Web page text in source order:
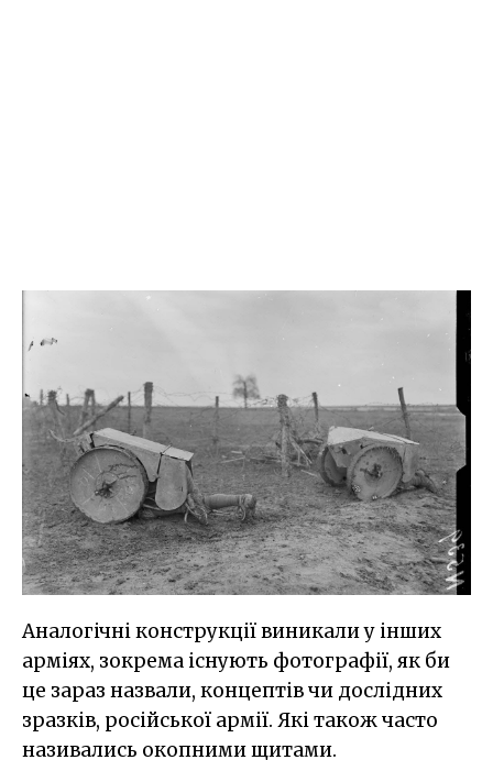
Аналогічні конструкції виникали у інших
арміях, зокрема існують фотографії, як би
це зараз назвали, концептів чи дослідних
зразків, російської армії. Які також часто
називались окопними щитами.